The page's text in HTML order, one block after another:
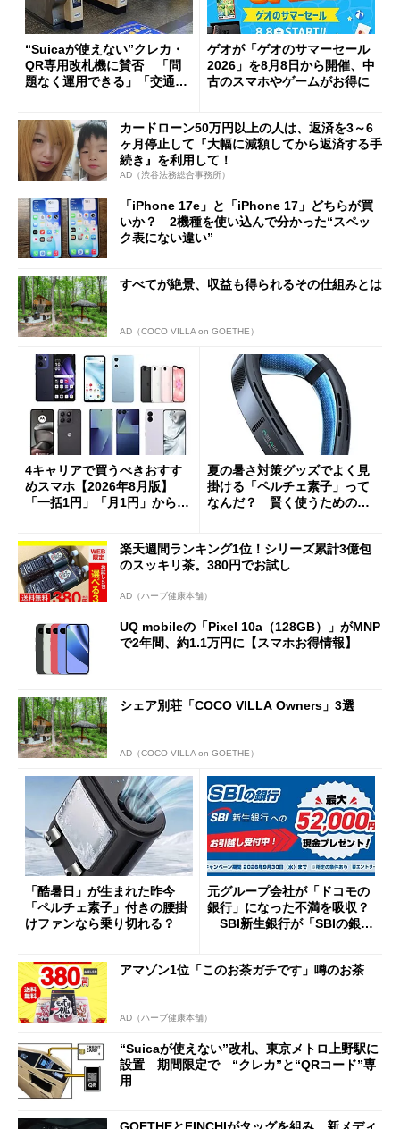
“Suicaが使えない”クレカ・
QR専用改札機に賛否 「問
題なく運用できる」「交通系I
ゲオが「ゲオのサマーセール
2026」を8月8日から開催、中
古のスマホやゲームがお得に
カードローン50万円以上の人は、返済を3～6
ヶ月停止して『大幅に減額してから返済する手
続き』を利用して！
AD（渋谷法務総合事務所）
「iPhone 17e」と「iPhone 17」どちらが買
いか？ 2機種を使い込んで分かった“スペッ
ク表にない違い”
すべてが絶景、収益も得られるその仕組みとは
AD（COCO VILLA on GOETHE）
4キャリアで買うべきおすす
めスマホ【2026年8月版】
「一括1円」「月1円」からお
夏の暑さ対策グッズでよく見
掛ける「ペルチェ素子」って
なんだ？ 賢く使うための注
楽天週間ランキング1位！シリーズ累計3億包
のスッキリ茶。380円でお試し
AD（ハーブ健康本舗）
UQ mobileの「Pixel 10a（128GB）」がMNP
で2年間、約1.1万円に【スマホお得情報】
シェア別荘「COCO VILLA Owners」3選
AD（COCO VILLA on GOETHE）
「酷暑日」が生まれた昨今
「ペルチェ素子」付きの腰掛
けファンなら乗り切れる？
元グループ会社が「ドコモの
銀行」になった不満を吸収？
SBI新生銀行が「SBIの銀
開催
アマゾン1位「このお茶ガチです」噂のお茶
AD（ハーブ健康本舗）
“Suicaが使えない”改札、東京メトロ上野駅に
設置 期間限定で “クレカ”と“QRコード”専
用